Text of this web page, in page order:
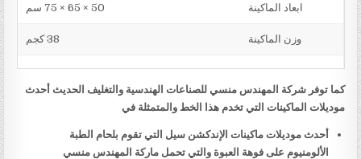
ابعاد الماكينة 50 × 65 × 75 سم
وزن الماكينة 38 كجم
كما توفر شركة المهندس منسي للصناعات الهندسية والتغليف الحديث أحدث
موديلات الماكينات التي تخدم هذا الخط والمتمثلة في
أحدث موديلات ماكينات الإندكشن سيل التي تقوم بلحام الطبة
الألومنيوم على فوهة العبوة والتي تحمل ماركة المهندس منسي